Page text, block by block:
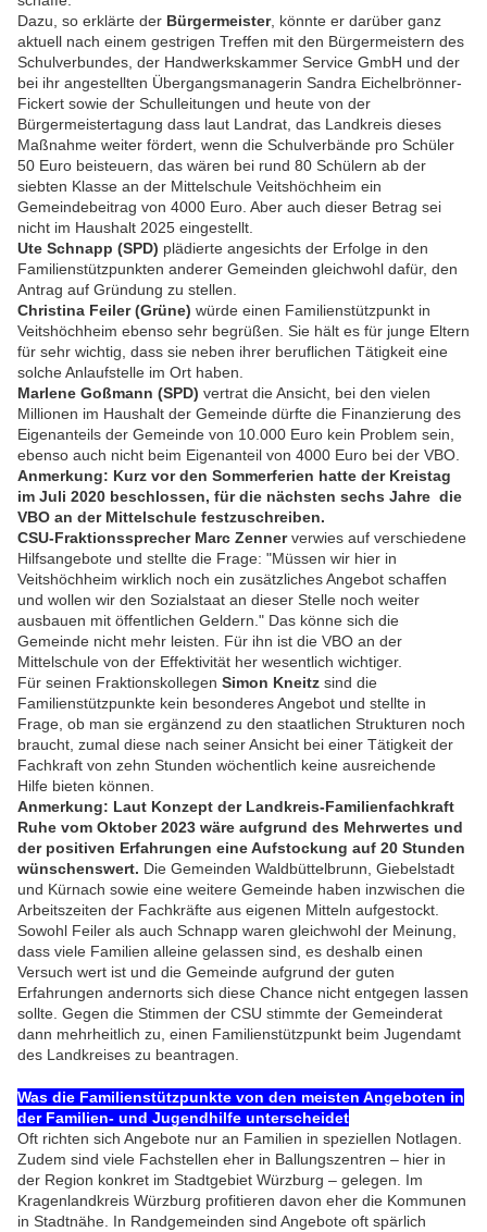
Dazu, so erklärte der Bürgermeister, könnte er darüber ganz
aktuell nach einem gestrigen Treffen mit den Bürgermeistern des
Schulverbundes, der Handwerkskammer Service GmbH und der
bei ihr angestellten Übergangsmanagerin Sandra Eichelbrönner-
Fickert sowie der Schulleitungen und heute von der
Bürgermeistertagung dass laut Landrat, das Landkreis dieses
Maßnahme weiter fördert, wenn die Schulverbände pro Schüler
50 Euro beisteuern, das wären bei rund 80 Schülern ab der
siebten Klasse an der Mittelschule Veitshöchheim ein
Gemeindebeitrag von 4000 Euro. Aber auch dieser Betrag sei
nicht im Haushalt 2025 eingestellt.
Ute Schnapp (SPD) plädierte angesichts der Erfolge in den
Familienstützpunkten anderer Gemeinden gleichwohl dafür, den
Antrag auf Gründung zu stellen.
Christina Feiler (Grüne) würde einen Familienstützpunkt in
Veitshöchheim ebenso sehr begrüßen. Sie hält es für junge Eltern
für sehr wichtig, dass sie neben ihrer beruflichen Tätigkeit eine
solche Anlaufstelle im Ort haben.
Marlene Goßmann (SPD) vertrat die Ansicht, bei den vielen
Millionen im Haushalt der Gemeinde dürfte die Finanzierung des
Eigenanteils der Gemeinde von 10.000 Euro kein Problem sein,
ebenso auch nicht beim Eigenanteil von 4000 Euro bei der VBO.
Anmerkung: Kurz vor den Sommerferien hatte der Kreistag
im Juli 2020 beschlossen, für die nächsten sechs Jahre die
VBO an der Mittelschule festzuschreiben.
CSU-Fraktionssprecher Marc Zennerverwies auf verschiedene
Hilfsangebote und stellte die Frage: "Müssen wir hier in
Veitshöchheim wirklich noch ein zusätzliches Angebot schaffen
und wollen wir den Sozialstaat an dieser Stelle noch weiter
ausbauen mit öffentlichen Geldern." Das könne sich die
Gemeinde nicht mehr leisten. Für ihn ist die VBO an der
Mittelschule von der Effektivität her wesentlich wichtiger.
Für seinen Fraktionskollegen Simon Kneitz sind die
Familienstützpunkte kein besonderes Angebot und stellte in
Frage, ob man sie ergänzend zu den staatlichen Strukturen noch
braucht, zumal diese nach seiner Ansicht bei einer Tätigkeit der
Fachkraft von zehn Stunden wöchentlich keine ausreichende
Hilfe bieten können.
Anmerkung: Laut Konzept der Landkreis-Familienfachkraft
Ruhe vom Oktober 2023 wäre aufgrund des Mehrwertes und
der positiven Erfahrungen eine Aufstockung auf 20 Stunden
wünschenswert. Die Gemeinden Waldbüttelbrunn, Giebelstadt
und Kürnach sowie eine weitere Gemeinde haben inzwischen die
Arbeitszeiten der Fachkräfte aus eigenen Mitteln aufgestockt.
Sowohl Feiler als auch Schnapp waren gleichwohl der Meinung,
dass viele Familien alleine gelassen sind, es deshalb einen
Versuch wert ist und die Gemeinde aufgrund der guten
Erfahrungen andernorts sich diese Chance nicht entgegen lassen
sollte . Gegen die Stimmen der CSU stimmte der Gemeinderat
dann mehrheitlich zu, einen Familienstützpunkt beim Jugendamt
des Landkreises zu beantragen.
Was die Familienstützpunkte von den meisten Angeboten in
der Familien- und Jugendhilfe unterscheidet
Oft richten sich Angebote nur an Familien in speziellen Notlagen.
Zudem sind viele Fachstellen eher in Ballungszentren – hier in
der Region konkret im Stadtgebiet Würzburg – gelegen. Im
Kragenlandkreis Würzburg profitieren davon eher die Kommunen
in Stadtnähe. In Randgemeinden sind Angebote oft spärlich